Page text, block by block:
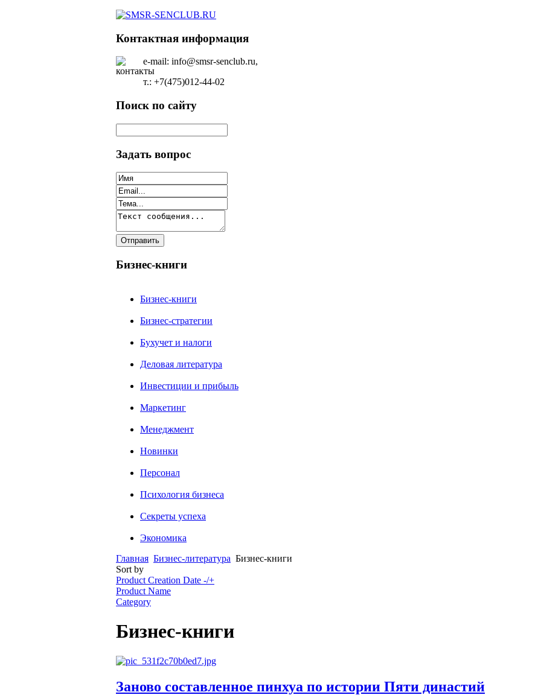
Контактная информация
e-mail: info@smsr-senclub.ru,
т.: +7(475)012-44-02
Поиск по сайту
Задать вопрос
Бизнес-книги
Бизнес-книги
Бизнес-стратегии
Бухучет и налоги
Деловая литература
Инвестиции и прибыль
Маркетинг
Менеджмент
Новинки
Персонал
Психология бизнеса
Секреты успеха
Экономика
Главная Бизнес-литература Бизнес-книги
Sort by
Product Creation Date -/+
Product Name
Category
Бизнес-книги
Заново составленное пинхуа по истории Пяти династий